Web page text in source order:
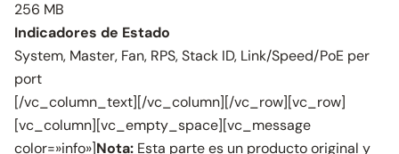
256 MB
Indicadores de Estado
System, Master, Fan, RPS, Stack ID, Link/Speed/PoE per
port
[/vc_column_text][/vc_column][/vc_row][vc_row]
[vc_column][vc_empty_space][vc_message
color=»info»]Nota: Esta parte es un producto original y